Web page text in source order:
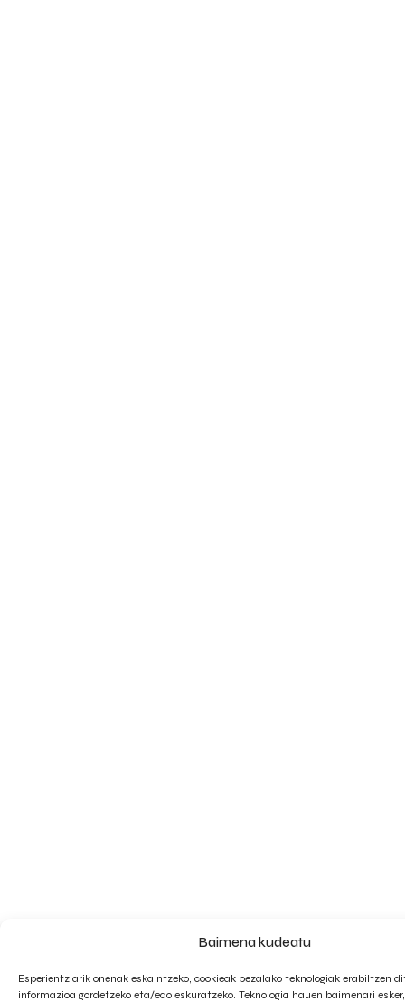
Baimena kudeatu
Esperientziarik onenak eskaintzeko, cookieak bezalako teknologiak erabiltzen
informazioa gordetzeko eta/edo eskuratzeko. Teknologia hauen baimenari